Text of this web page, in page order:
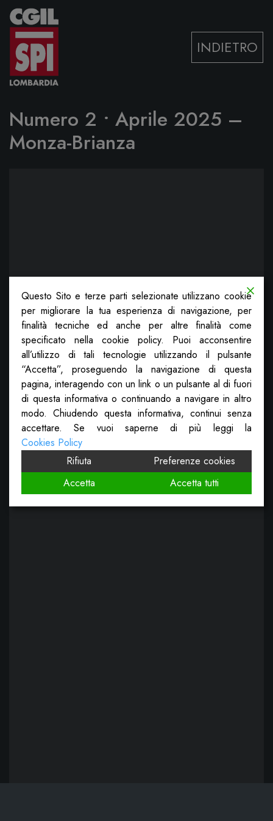
Vai al contenuto
INDIETRO
Numero 2 • Aprile 2025 –
Monza-Brianza
Questo Sito e terze parti selezionate utilizzano cookie
per migliorare la tua esperienza di navigazione, per
finalità tecniche ed anche per altre finalità come
specificato nella cookie policy. Puoi acconsentire
all’utilizzo di tali tecnologie utilizzando il pulsante
“Accetta”, proseguendo la navigazione di questa
pagina, interagendo con un link o un pulsante al di fuori
di questa informativa o continuando a navigare in altro
modo. Chiudendo questa informativa, continui senza
accettare. Se vuoi saperne di più leggi la
Cookies Policy
Rifiuta
Preferenze cookies
Accetta
Accetta tutti